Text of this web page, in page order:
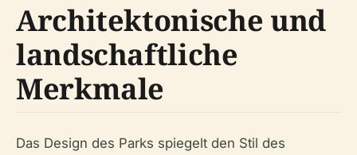
Architektonische und
landschaftliche
Merkmale
Das Design des Parks spiegelt den Stil des